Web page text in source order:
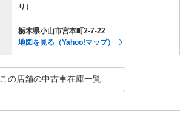
り）
栃木県小山市宮本町2-7-22
地図を見る（Yahoo!マップ）
この店舗の中古車在庫一覧